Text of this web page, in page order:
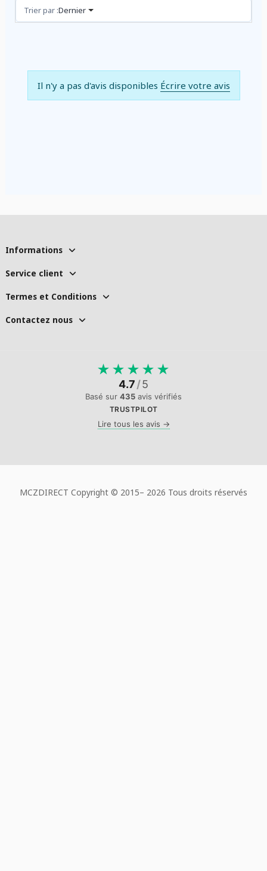
Avis (0)
Trier par :Dernier
Il n'y a pas d'avis disponibles Écrire votre avis
Informations
Service client
Termes et Conditions
Contactez nous
★ ★ ★ ★ ★
4.7/5
Basé sur 435 avis vérifiés
TRUSTPILOT
Lire tous les avis →
MCZDIRECT Copyright © 2015– 2026 Tous droits réservés